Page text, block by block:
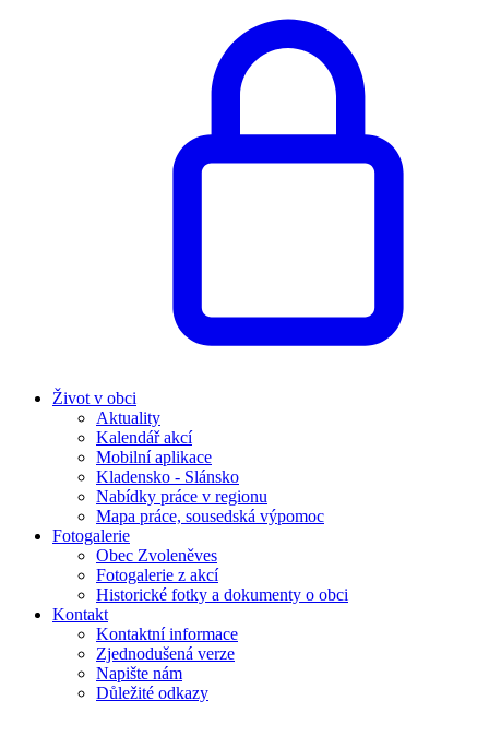
Život v obci
Aktuality
Kalendář akcí
Mobilní aplikace
Kladensko - Slánsko
Nabídky práce v regionu
Mapa práce, sousedská výpomoc
Fotogalerie
Obec Zvoleněves
Fotogalerie z akcí
Historické fotky a dokumenty o obci
Kontakt
Kontaktní informace
Zjednodušená verze
Napište nám
Důležité odkazy